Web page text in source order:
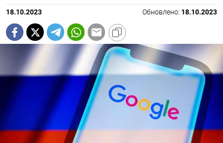
18.10.2023 Обновлено: 18.10.2023